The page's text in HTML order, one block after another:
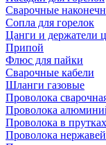
Сварочные
Сопла для горелок
Цанги и держатели
Припой
Флюс для пайки
Сварочные кабели
Шланги газовые
Проволока
Проволока
Проволока в прутках
Проволока